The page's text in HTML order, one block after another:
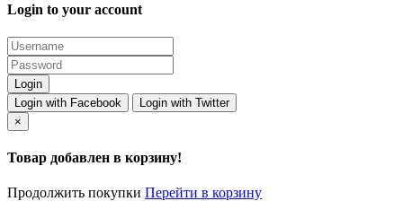
Login to your account
Login with Facebook
Login with Twitter
×
Товар добавлен в корзину!
Продолжить покупки Перейти в корзину